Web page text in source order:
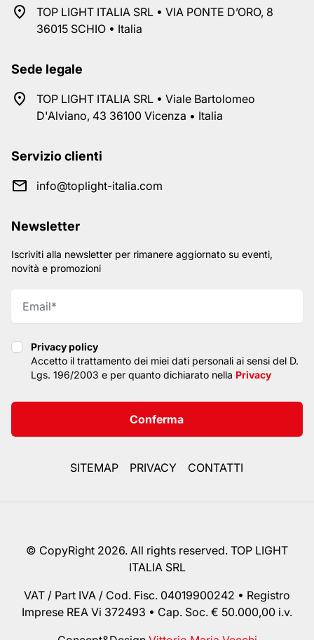
TOP LIGHT ITALIA SRL • VIA PONTE D’ORO, 8
36015 SCHIO • Italia
Sede legale
TOP LIGHT ITALIA SRL • Viale Bartolomeo
D'Alviano, 43 36100 Vicenza • Italia
Servizio clienti
info@toplight-italia.com
Newsletter
Iscriviti alla newsletter per rimanere aggiornato su eventi,
novità e promozioni
Privacy policy
Privacy policy
Accetto il trattamento dei miei dati personali ai sensi del D.
Lgs. 196/2003 e per quanto dichiarato nella Privacy
Conferma
SITEMAP PRIVACY CONTATTI
© CopyRight 2026. All rights reserved. TOP LIGHT
ITALIA SRL
VAT / Part IVA / Cod. Fisc. 04019900242 • Registro
Imprese REA Vi 372493 • Cap. Soc. € 50.000,00 i.v.